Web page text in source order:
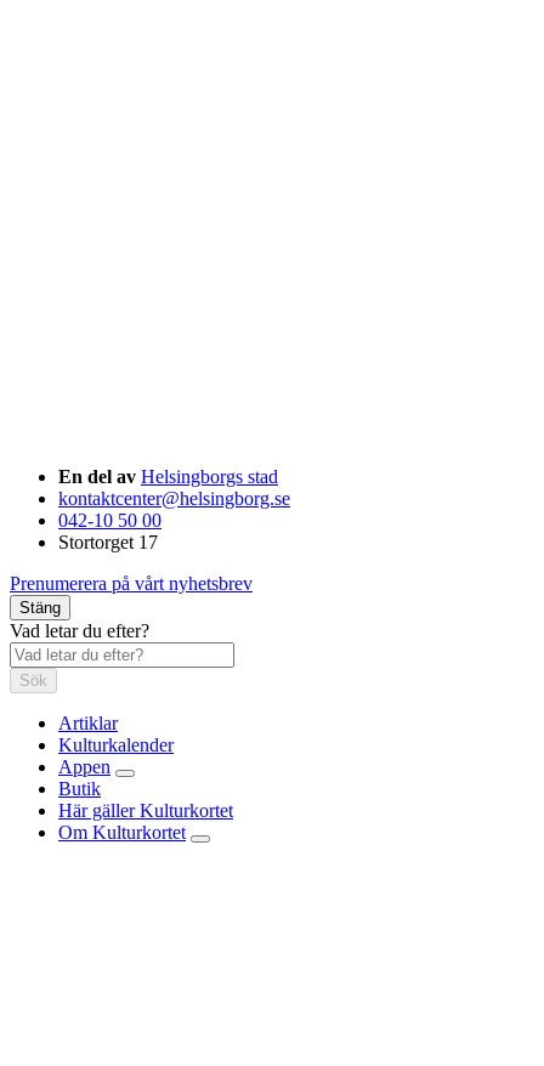
En del av Helsingborgs stad
kontaktcenter@helsingborg.se
042-10 50 00
Stortorget 17
Prenumerera på vårt nyhetsbrev
Stäng
Vad letar du efter?
Sök
Artiklar
Kulturkalender
Appen
Butik
Här gäller Kulturkortet
Om Kulturkortet